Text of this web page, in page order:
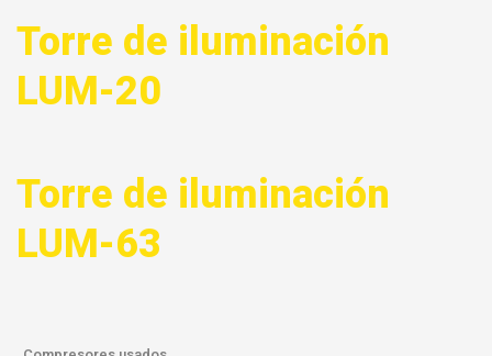
Torre de iluminación
LUM-20
Torre de iluminación
LUM-63